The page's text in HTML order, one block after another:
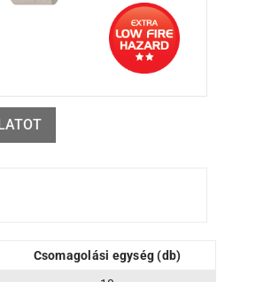
Csomagolási egység (db)